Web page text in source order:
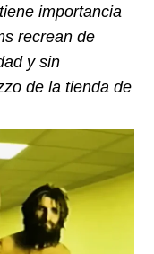
importancia
recrean de
y sin
de la tienda de